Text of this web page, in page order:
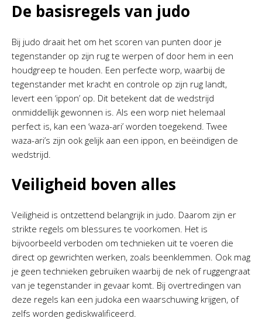
De basisregels van judo
Bij judo draait het om het scoren van punten door je
tegenstander op zijn rug te werpen of door hem in een
houdgreep te houden. Een perfecte worp, waarbij de
tegenstander met kracht en controle op zijn rug landt,
levert een ‘ippon’ op. Dit betekent dat de wedstrijd
onmiddellijk gewonnen is. Als een worp niet helemaal
perfect is, kan een ‘waza-ari’ worden toegekend. Twee
waza-ari’s zijn ook gelijk aan een ippon, en beëindigen de
wedstrijd.
Veiligheid boven alles
Veiligheid is ontzettend belangrijk in judo. Daarom zijn er
strikte regels om blessures te voorkomen. Het is
bijvoorbeeld verboden om technieken uit te voeren die
direct op gewrichten werken, zoals beenklemmen. Ook mag
je geen technieken gebruiken waarbij de nek of ruggengraat
van je tegenstander in gevaar komt. Bij overtredingen van
deze regels kan een judoka een waarschuwing krijgen, of
zelfs worden gediskwalificeerd.